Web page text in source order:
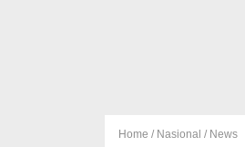
Home / Nasional / News